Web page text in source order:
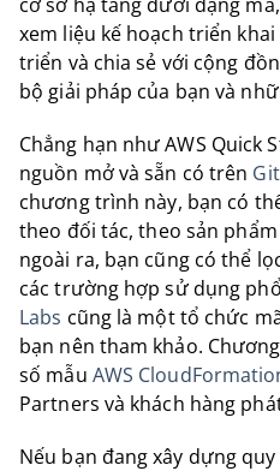
xem liệu kế hoạch triển
triển và chia sẻ với cộng
bộ giải pháp của bạn và
Chẳng hạn như AWS Quick
nguồn mở và sẵn có trên
chương trình này, bạn có
theo đối tác, theo sản
ngoài ra, bạn cũng có thể
các trường hợp sử dụng
Labs cũng là một tổ chức
bạn nên tham khảo.
số mẫu AWS
Partners và khách hàng
Nếu bạn đang xây dựng